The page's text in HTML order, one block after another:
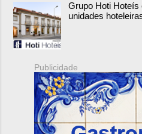
Grupo Hoti Hoteís
unidades
Publicidade